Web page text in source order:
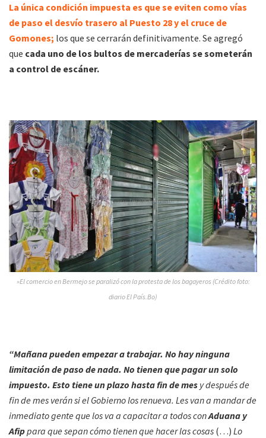
La única condición impuesta es que se eviten como vías
de paso el desvío trasero al Puesto 28 y el cruce de
Gomones; los que se cerrarán definitivamente. Se agregó
que cada uno de los bultos de mercaderías se someterán
a control de escáner.
»El comercio en Bermejo se paralizó con la protesta de los bagayeros (Crédito foto:
diario El País.Bo)
“Mañana pueden empezar a trabajar. No hay ninguna
limitación de paso de nada. No tienen que pagar un solo
impuesto. Esto tiene un plazo hasta fin de mes y después de
fin de mes verán si el Gobierno los renueva. Les van a mandar de
inmediato gente que los va a capacitar a todos conAduana y
Afippara que sepan cómo tienen que hacer las cosas (…) Lo